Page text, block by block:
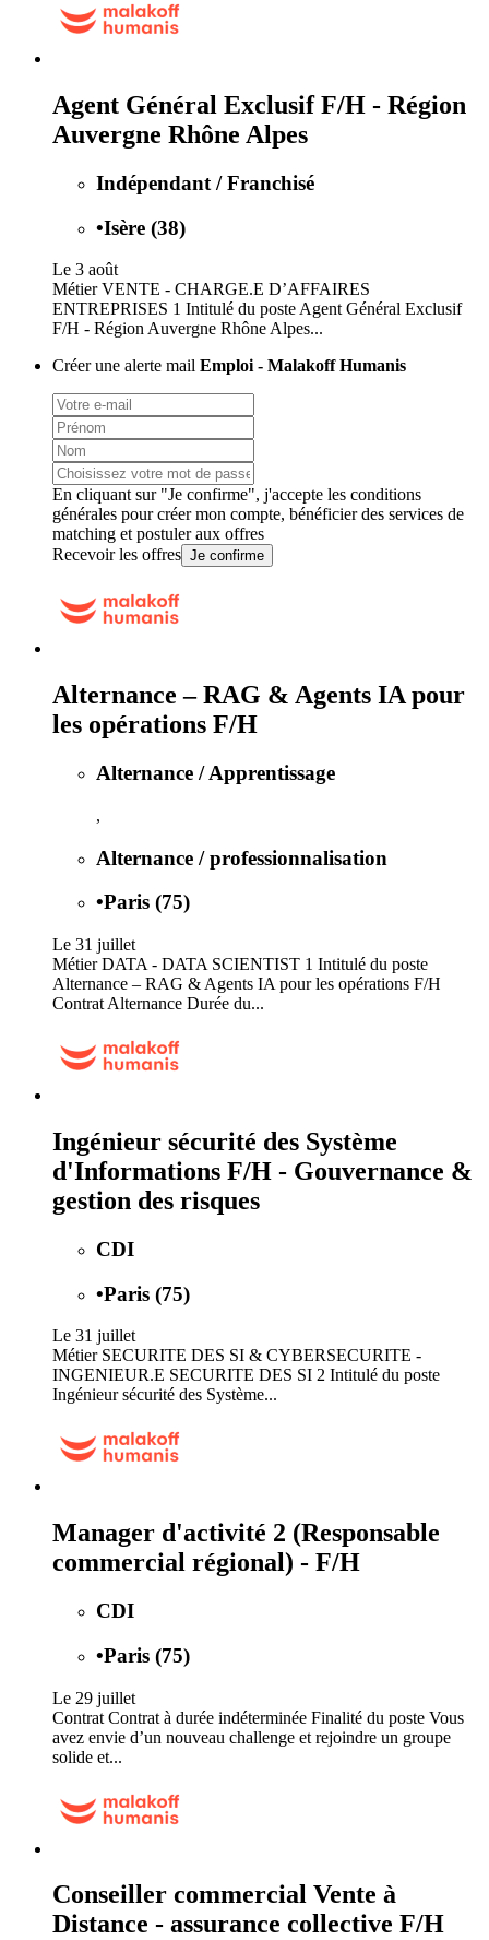
Agent Général Exclusif F/H - Région
Auvergne Rhône Alpes
Indépendant / Franchisé
•Isère (38)
Le 3 août
Métier VENTE - CHARGE.E D’AFFAIRES
ENTREPRISES 1 Intitulé du poste Agent Général Exclusif
F/H - Région Auvergne Rhône Alpes...
Créer une alerte mail Emploi - Malakoff Humanis
En cliquant sur "Je confirme", j'accepte les conditions
générales pour créer mon compte, bénéficier des services de
matching et postuler aux offres
Recevoir les offres Je confirme
Alternance – RAG & Agents IA pour
les opérations F/H
Alternance / Apprentissage
,
Alternance / professionnalisation
•Paris (75)
Le 31 juillet
Métier DATA - DATA SCIENTIST 1 Intitulé du poste
Alternance – RAG & Agents IA pour les opérations F/H
Contrat Alternance Durée du...
Ingénieur sécurité des Système
d'Informations F/H - Gouvernance &
gestion des risques
CDI
•Paris (75)
Le 31 juillet
Métier SECURITE DES SI & CYBERSECURITE -
INGENIEUR.E SECURITE DES SI 2 Intitulé du poste
Ingénieur sécurité des Système...
Manager d'activité 2 (Responsable
commercial régional) - F/H
CDI
•Paris (75)
Le 29 juillet
Contrat Contrat à durée indéterminée Finalité du poste Vous
avez envie d’un nouveau challenge et rejoindre un groupe
solide et...
Conseiller commercial Vente à
Distance - assurance collective F/H